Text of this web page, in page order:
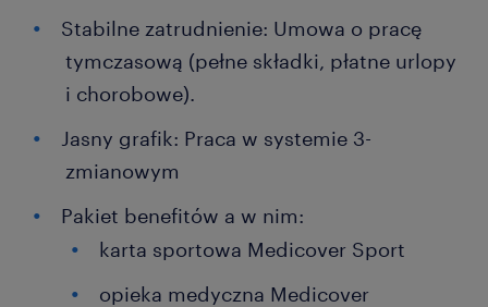
Stabilne zatrudnienie: Umowa o pracę
tymczasową (pełne składki, płatne urlopy
i chorobowe).
Jasny grafik: Praca w systemie 3-
zmianowym
Pakiet benefitów a w nim:
karta sportowa Medicover Sport
opieka medyczna Medicover